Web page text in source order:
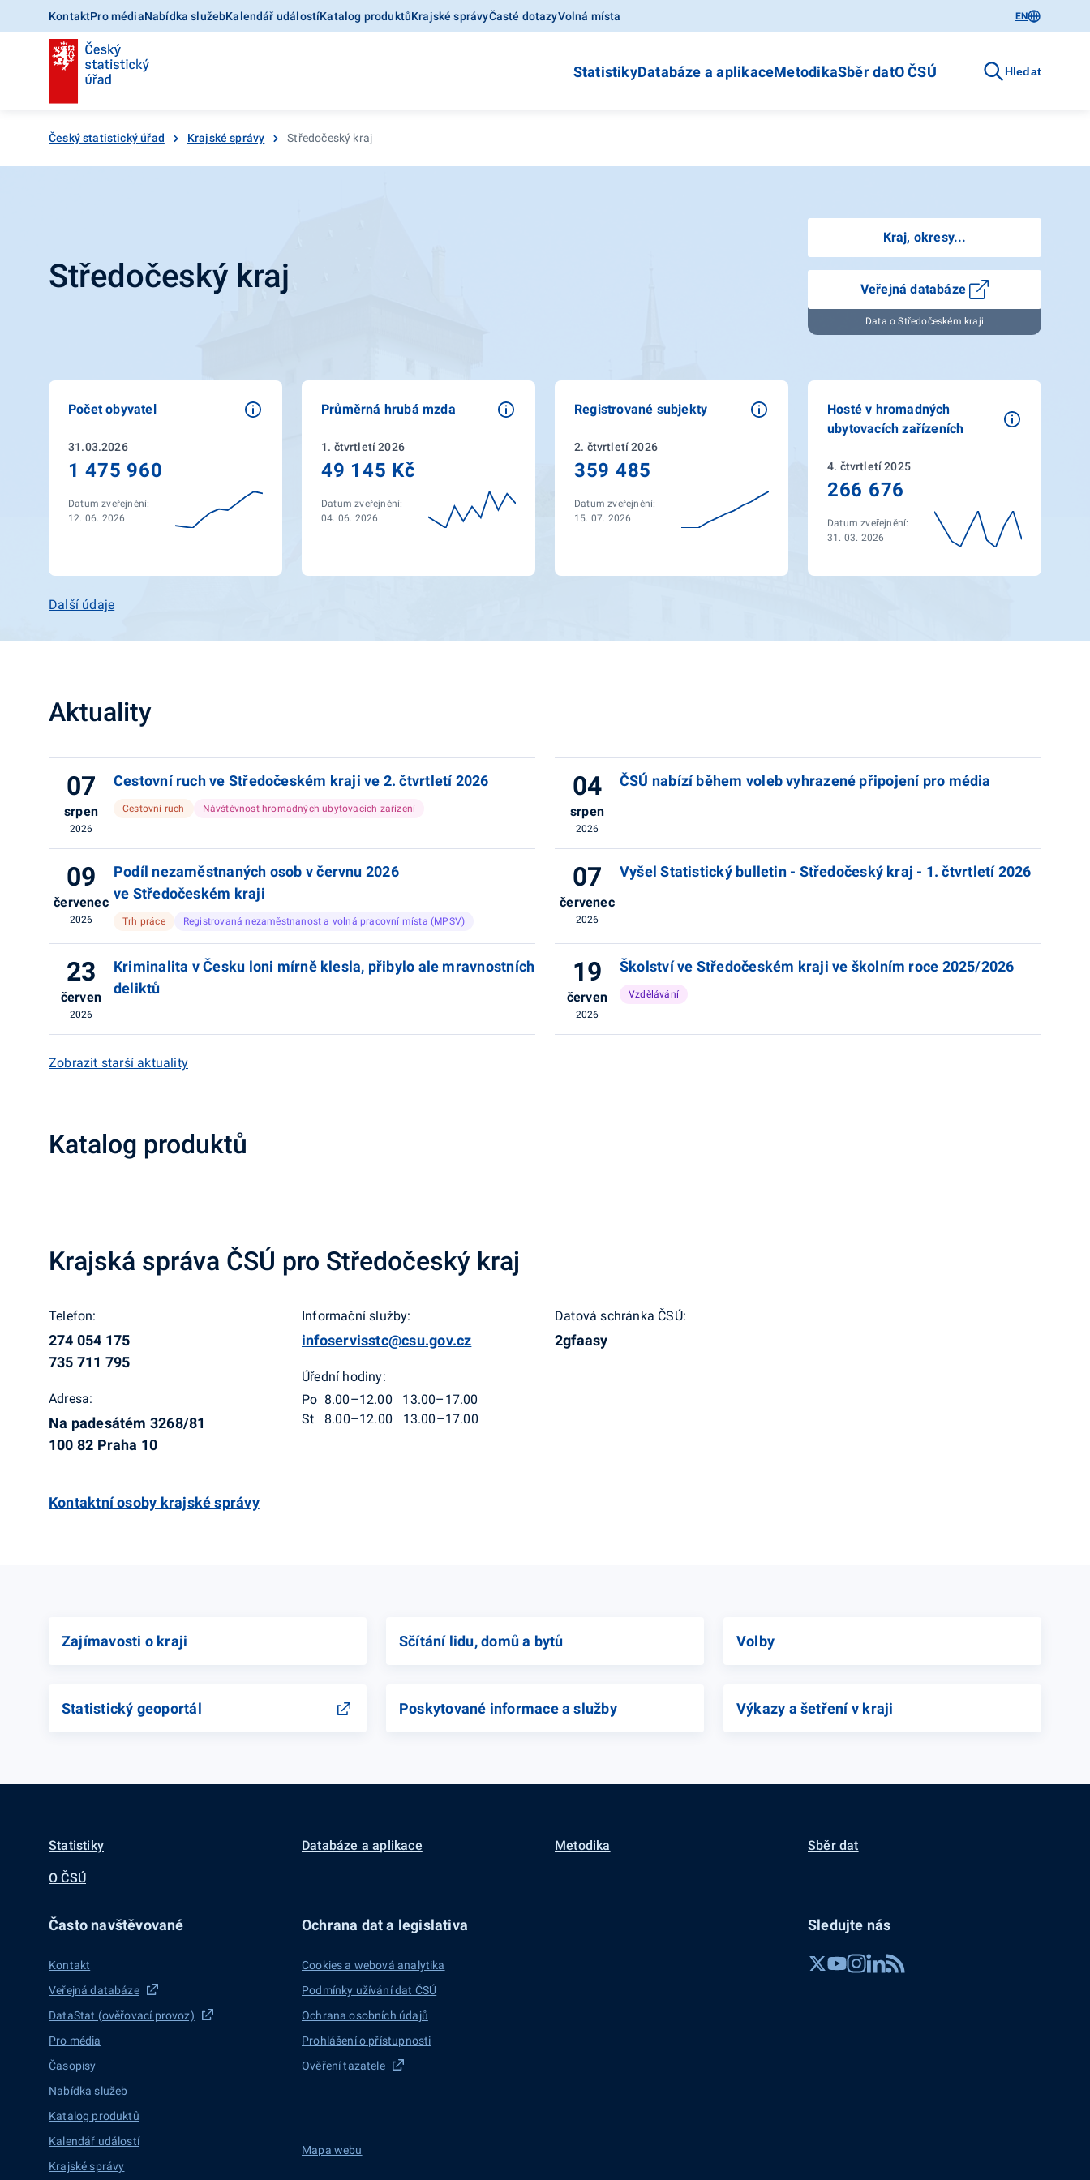
KontaktPro médiaNabídka služebKalendář událostíKatalog produktůKrajské správyČasté dotazyVolná místa EN
StatistikyDatabáze a aplikaceMetodikaSběr datO ČSÚ Hledat
Český statistický úřad Krajské správy Středočeský kraj
Středočeský kraj
Kraj, okresy...
Veřejná databáze
Data o Středočeském kraji
Počet obyvatel
31.03.2026
1 475 960
Datum zveřejnění:
12. 06. 2026
Průměrná hrubá mzda
1. čtvrtletí 2026
49 145 Kč
Datum zveřejnění:
04. 06. 2026
Registrované subjekty
2. čtvrtletí 2026
359 485
Datum zveřejnění:
15. 07. 2026
Hosté v hromadných
ubytovacích zařízeních
4. čtvrtletí 2025
266 676
Datum zveřejnění:
31. 03. 2026
Další údaje
Aktuality
07
srpen
2026
Cestovní ruch ve Středočeském kraji ve 2. čtvrtletí 2026
Cestovní ruch Návštěvnost hromadných ubytovacích zařízení
04
srpen
2026
ČSÚ nabízí během voleb vyhrazené připojení pro média
09
červenec
2026
Podíl nezaměstnaných osob v červnu 2026
ve Středočeském kraji
Trh práce Registrovaná nezaměstnanost a volná pracovní místa (MPSV)
07
červenec
2026
Vyšel Statistický bulletin - Středočeský kraj - 1. čtvrtletí 2026
23
červen
2026
Kriminalita v Česku loni mírně klesla, přibylo ale mravnostních
deliktů
19
červen
2026
Školství ve Středočeském kraji ve školním roce 2025/2026
Vzdělávání
Zobrazit starší aktuality
Katalog produktů
Krajská správa ČSÚ pro Středočeský kraj
Telefon:
274 054 175
735 711 795
Adresa:
Na padesátém 3268/81
100 82 Praha 10
Kontaktní osoby krajské správy
Informační služby:
infoservisstc@csu.gov.cz
Úřední hodiny:
Po 8.00–12.00 13.00–17.00
St 8.00–12.00 13.00–17.00
Datová schránka ČSÚ:
2gfaasy
Zajímavosti o kraji Sčítání lidu, domů a bytů Volby
Statistický geoportál Poskytované informace a služby Výkazy a šetření v kraji
Statistiky Databáze a aplikace Metodika Sběr dat
O ČSÚ
Často navštěvované
Kontakt
Veřejná databáze
DataStat (ověřovací provoz)
Pro média
Časopisy
Nabídka služeb
Katalog produktů
Kalendář událostí
Krajské správy
Ochrana dat a legislativa
Cookies a webová analytika
Podmínky užívání dat ČSÚ
Ochrana osobních údajů
Prohlášení o přístupnosti
Ověření tazatele
Mapa webu
Sledujte nás